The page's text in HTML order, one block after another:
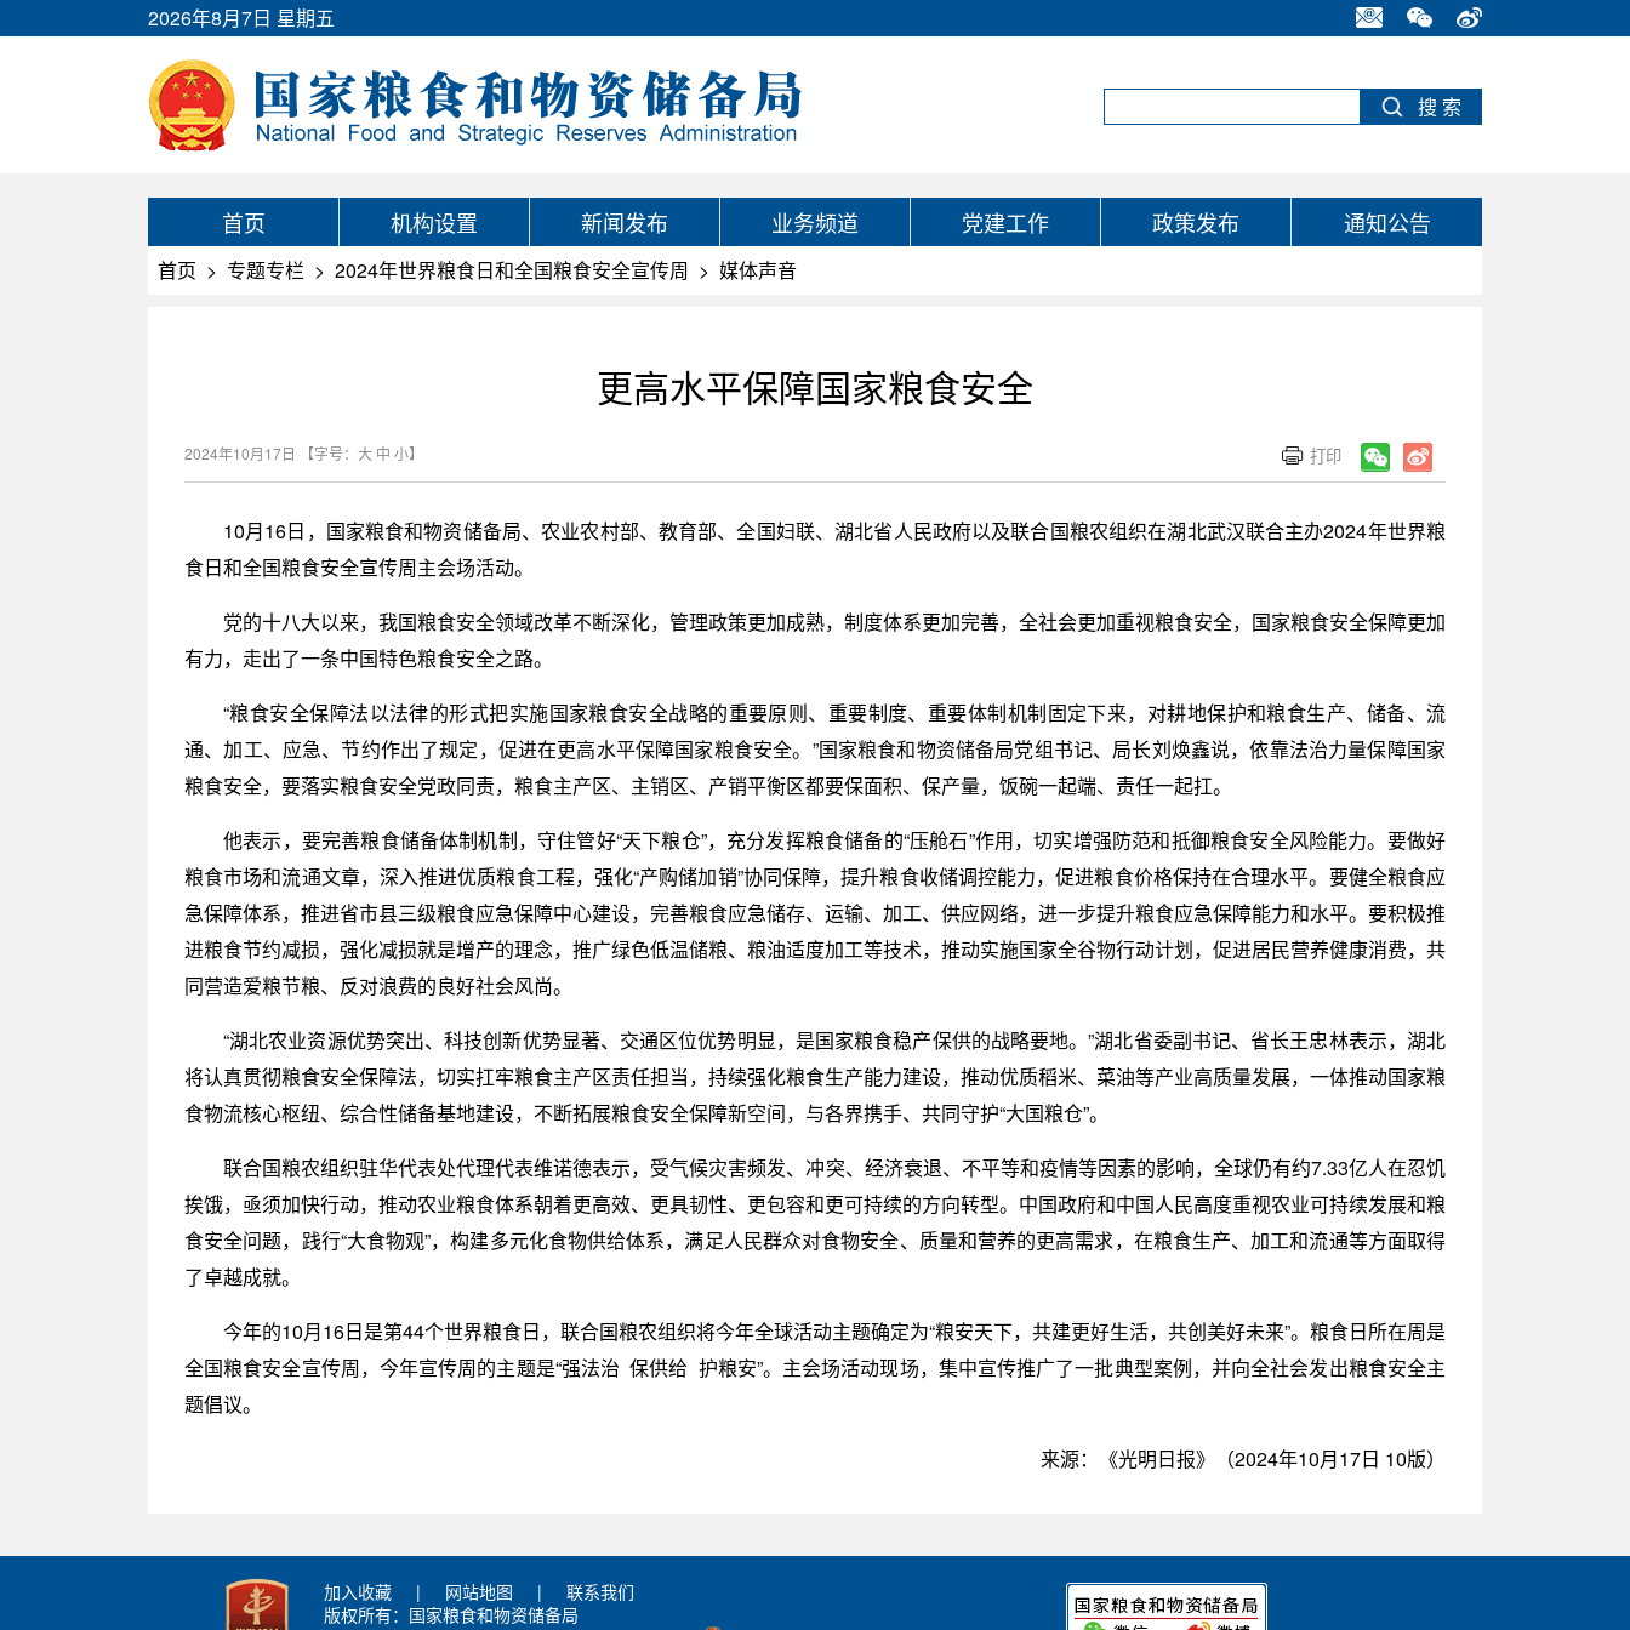
2026年8月7日 星期五
首页 机构设置 新闻发布 业务频道 党建工作 政策发布 通知公告
首页 > 专题专栏 > 2024年世界粮食日和全国粮食安全宣传周 > 媒体声音
更高水平保障国家粮食安全
2024年10月17日 【字号： 大 中 小】
10月16日，国家粮食和物资储备局、农业农村部、教育部、全国妇联、湖北省人民政府以及联合国粮农组织在湖北武汉联合主办2024年世界粮
食日和全国粮食安全宣传周主会场活动。
党的十八大以来，我国粮食安全领域改革不断深化，管理政策更加成熟，制度体系更加完善，全社会更加重视粮食安全，国家粮食安全保障更加
有力，走出了一条中国特色粮食安全之路。
“粮食安全保障法以法律的形式把实施国家粮食安全战略的重要原则、重要制度、重要体制机制固定下来，对耕地保护和粮食生产、储备、流
通、加工、应急、节约作出了规定，促进在更高水平保障国家粮食安全。”国家粮食和物资储备局党组书记、局长刘焕鑫说，依靠法治力量保障国家
粮食安全，要落实粮食安全党政同责，粮食主产区、主销区、产销平衡区都要保面积、保产量，饭碗一起端、责任一起扛。
他表示，要完善粮食储备体制机制，守住管好“天下粮仓”，充分发挥粮食储备的“压舱石”作用，切实增强防范和抵御粮食安全风险能力。要做好
粮食市场和流通文章，深入推进优质粮食工程，强化“产购储加销”协同保障，提升粮食收储调控能力，促进粮食价格保持在合理水平。要健全粮食应
急保障体系，推进省市县三级粮食应急保障中心建设，完善粮食应急储存、运输、加工、供应网络，进一步提升粮食应急保障能力和水平。要积极推
进粮食节约减损，强化减损就是增产的理念，推广绿色低温储粮、粮油适度加工等技术，推动实施国家全谷物行动计划，促进居民营养健康消费，共
同营造爱粮节粮、反对浪费的良好社会风尚。
“湖北农业资源优势突出、科技创新优势显著、交通区位优势明显，是国家粮食稳产保供的战略要地。”湖北省委副书记、省长王忠林表示，湖北
将认真贯彻粮食安全保障法，切实扛牢粮食主产区责任担当，持续强化粮食生产能力建设，推动优质稻米、菜油等产业高质量发展，一体推动国家粮
食物流核心枢纽、综合性储备基地建设，不断拓展粮食安全保障新空间，与各界携手、共同守护“大国粮仓”。
联合国粮农组织驻华代表处代理代表维诺德表示，受气候灾害频发、冲突、经济衰退、不平等和疫情等因素的影响，全球仍有约7.33亿人在忍饥
挨饿，亟须加快行动，推动农业粮食体系朝着更高效、更具韧性、更包容和更可持续的方向转型。中国政府和中国人民高度重视农业可持续发展和粮
食安全问题，践行“大食物观”，构建多元化食物供给体系，满足人民群众对食物安全、质量和营养的更高需求，在粮食生产、加工和流通等方面取得
了卓越成就。
今年的10月16日是第44个世界粮食日，联合国粮农组织将今年全球活动主题确定为“粮安天下，共建更好生活，共创美好未来”。粮食日所在周是
全国粮食安全宣传周，今年宣传周的主题是“强法治 保供给 护粮安”。主会场活动现场，集中宣传推广了一批典型案例，并向全社会发出粮食安全主
题倡议。
来源：《光明日报》（2024年10月17日 10版）
加入收藏 | 网站地图 |
联系我们
版权所有：国家粮食和物资储备局